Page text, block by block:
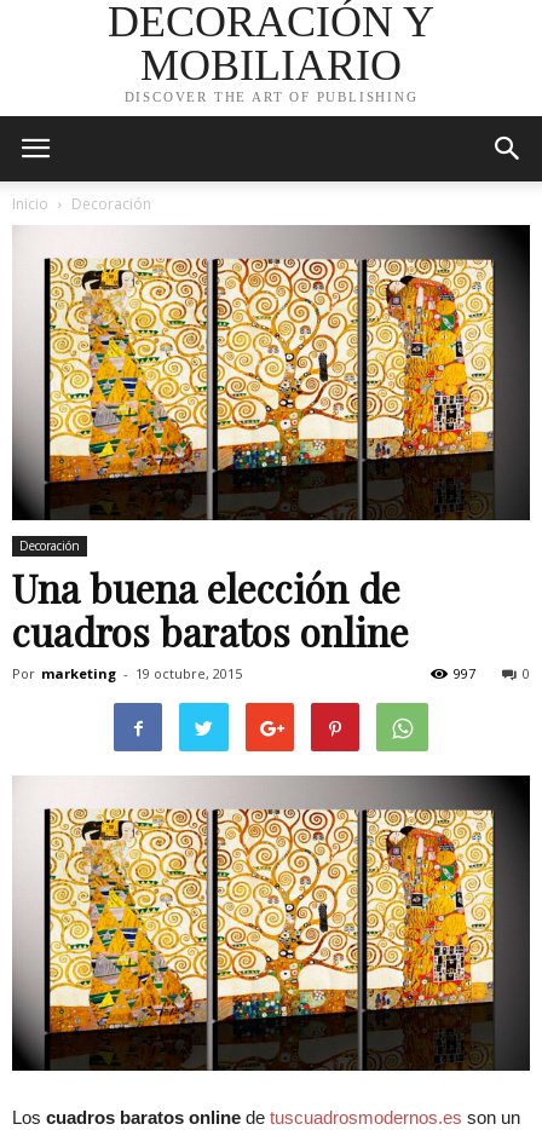
DECORACIÓN Y
MOBILIARIO
DISCOVER THE ART OF PUBLISHING
Inicio Decoración
Decoración
Una buena elección de
cuadros baratos online
Por marketing - 19 octubre, 2015 0
997
Los cuadros baratos online de tuscuadrosmodernos.es son un